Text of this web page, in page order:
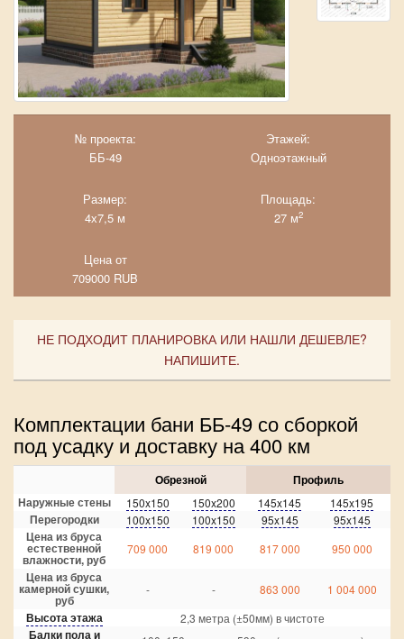
№ проекта:
ББ-49
Этажей:
Одноэтажный
Размер:
4х7,5 м
Площадь:
27 м2
Цена от
709000 RUB
НЕ ПОДХОДИТ ПЛАНИРОВКА ИЛИ НАШЛИ ДЕШЕВЛЕ?
НАПИШИТЕ.
Комплектации бани ББ-49 со сборкой
под усадку и доставку на 400 км
Обрезной
Профиль
Наружные стены
150x150 150x200 145x145 145x195
Перегородки 100x150 100x150 95x145 95x145
Цена из бруса
естественной
влажности, руб
709 000 819 000 817 000 950 000
Цена из бруса
камерной сушки,
руб
- - 863 000 1 004 000
Высота этажа 2,3 метра (±50мм) в чистоте
Балки пола и